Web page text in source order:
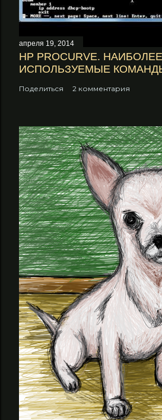
апреля 19, 2014
НP PROCURVE.
ИСПОЛЬЗУЕМЫЕ
Поделиться 2 комментария